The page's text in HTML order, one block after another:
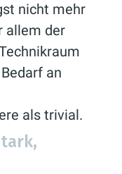
nicht mehr
allem der
an
als trivial.